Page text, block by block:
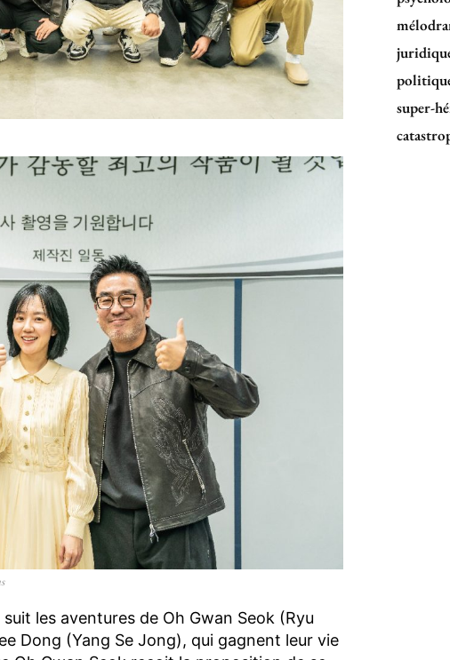
suit les aventures de Oh Gwan Seok (Ryu
Dong (Yang Se Jong), qui gagnent leur vie
super-